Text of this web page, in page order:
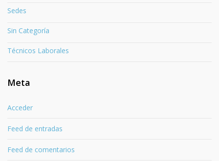
Sedes
Sin Categoría
Técnicos Laborales
Meta
Acceder
Feed de entradas
Feed de comentarios